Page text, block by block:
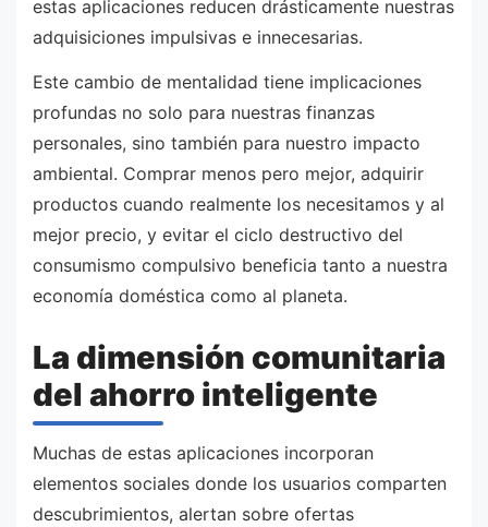
estas aplicaciones reducen drásticamente nuestras
adquisiciones impulsivas e innecesarias.
Este cambio de mentalidad tiene implicaciones
profundas no solo para nuestras finanzas
personales, sino también para nuestro impacto
ambiental. Comprar menos pero mejor, adquirir
productos cuando realmente los necesitamos y al
mejor precio, y evitar el ciclo destructivo del
consumismo compulsivo beneficia tanto a nuestra
economía doméstica como al planeta.
La dimensión comunitaria
del ahorro inteligente
Muchas de estas aplicaciones incorporan
elementos sociales donde los usuarios comparten
descubrimientos, alertan sobre ofertas